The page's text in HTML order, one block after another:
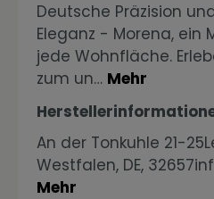
Deutsche Präzision
Eleganz - Morena, ein
jede Wohnfläche.
zum un… Mehr
An der Tonkuhle 21-
Westfalen, DE,
Mehr